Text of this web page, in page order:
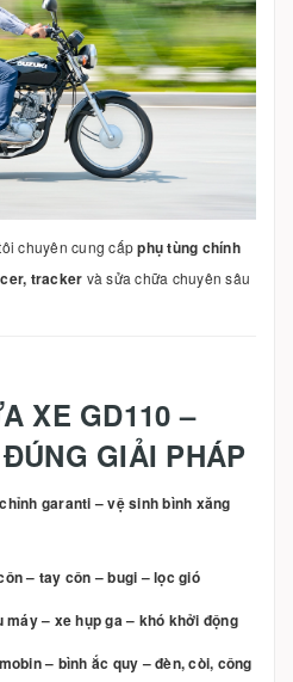
chuyên cung cấpphụ tùng chính
tracker và sửa chữa chuyên sâu
XE GD110 –
GIẢI PHÁP
garanti – vệ sinh bình xăng
– tay côn – bugi – lọc gió
– xe hụp ga – khó khởi động
– bình ắc quy – đèn, còi, công